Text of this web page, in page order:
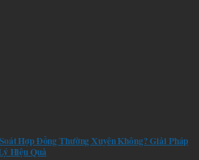
Hợp Đồng Thường Xuyên Không? Giải Pháp
Hiệu Quả